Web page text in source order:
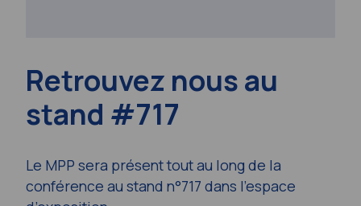
Retrouvez nous au
stand #717
Le MPP sera présent tout au long de la
conférence au stand n°717 dans l’espace